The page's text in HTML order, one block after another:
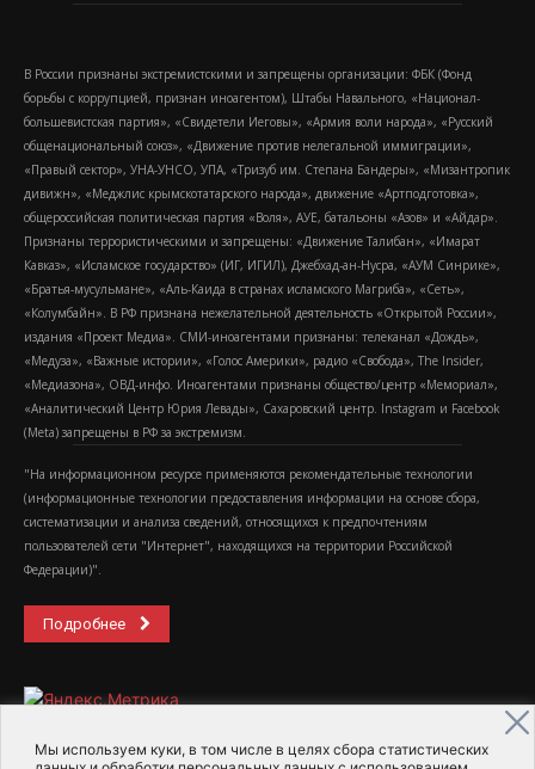
Мы используем куки, в том числе в целях сбора статистических
В России признаны экстремистскими и запрещены организации: ФБК (Фонд
борьбы с коррупцией, признан иноагентом), Штабы Навального, «Национал-
большевистская партия», «Свидетели Иеговы», «Армия воли народа», «Русский
общенациональный союз», «Движение против нелегальной иммиграции»,
«Правый сектор», УНА-УНСО, УПА, «Тризуб им. Степана Бандеры», «Мизантропик
дивижн», «Меджлис крымскотатарского народа», движение «Артподготовка»,
общероссийская политическая партия «Воля», АУЕ, батальоны «Азов» и «Айдар».
Признаны террористическими и запрещены: «Движение Талибан», «Имарат
Кавказ», «Исламское государство» (ИГ, ИГИЛ), Джебхад-ан-Нусра, «АУМ Синрике»,
«Братья-мусульмане», «Аль-Каида в странах исламского Магриба», «Сеть»,
«Колумбайн». В РФ признана нежелательной деятельность «Открытой России»,
издания «Проект Медиа». СМИ-иноагентами признаны: телеканал «Дождь»,
«Медуза», «Важные истории», «Голос Америки», радио «Свобода», The Insider,
«Медиазона», ОВД-инфо. Иноагентами признаны общество/центр «Мемориал»,
«Аналитический Центр Юрия Левады», Сахаровский центр. Instagram и Facebook
(Metа) запрещены в РФ за экстремизм.
"На информационном ресурсе применяются рекомендательные технологии
(информационные технологии предоставления информации на основе сбора,
систематизации и анализа сведений, относящихся к предпочтениям
пользователей сети "Интернет", находящихся на территории Российской
Федерации)".
Подробнее